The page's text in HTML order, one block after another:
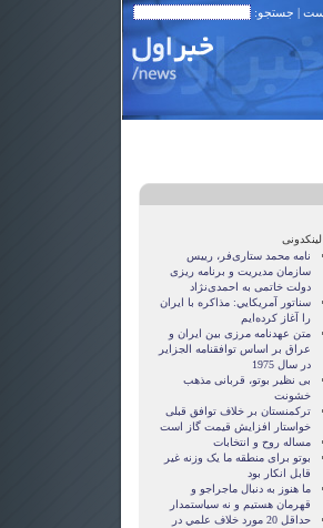
| جستجو:
لینکدونی
نامه محمد ستاری‌فر، رییس
سازمان مدیریت و برنامه ریزی
دولت خاتمی به احمدی‌نژاد
سناتور آمريکايي: مذاکره با ايران
را آغاز کرده‌ايم
متن عهدنامه مرزى بين ايران و
عراق بر اساس توافقنامه الجزاير
در سال 1975
بی نظیر بوتو، قربانی مذهب
خشونت
ترکمنستان بر خلاف توافق قبلی
خواستار افزایش قیمت گاز است
مساله روح و انتخابات
بوتو برای منطقه ما یک وزنه غیر
قابل انکار بود
ما هنوز به دنبال ماجراجو و
قهرمان هستيم و نه سياستمدار
حداقل 20 مورد خلاف علمي در